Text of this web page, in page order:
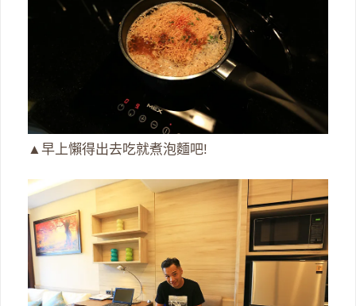
▲早上懶得出去吃就煮泡麵吧!